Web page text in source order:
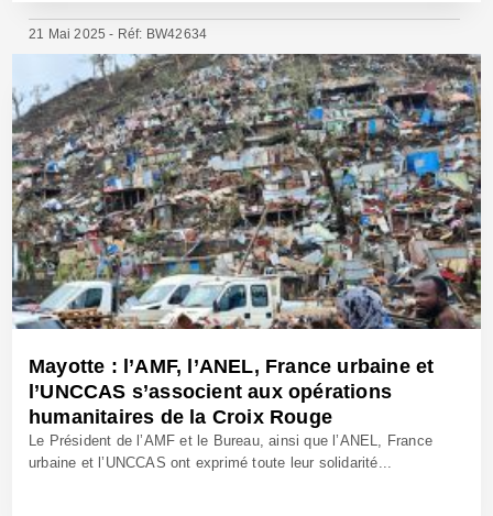
21 Mai 2025 - Réf: BW42634
Mayotte : l’AMF, l’ANEL, France urbaine et
l’UNCCAS s’associent aux opérations
humanitaires de la Croix Rouge
Le Président de l’AMF et le Bureau, ainsi que l’ANEL, France
urbaine et l’UNCCAS ont exprimé toute leur solidarité...